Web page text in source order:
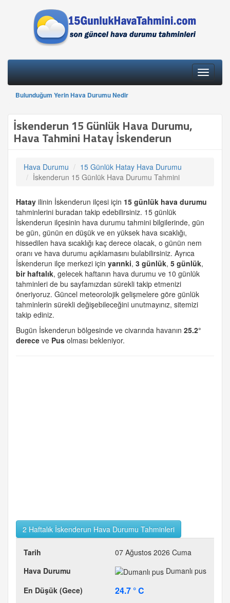
Toggle
Bulunduğum Yerin Hava Durumu Nedir
İskenderun 15 Günlük Hava Durumu,
Hava Tahmini Hatay İskenderun
Hava Durumu
15 Günlük Hatay Hava Durumu
İskenderun 15 Günlük Hava Durumu Tahmini
Hatay ilinin İskenderun ilçesi için 15 günlük hava durumu
tahminlerini buradan takip edebilirsiniz. 15 günlük
İskenderun ilçesinin hava durumu tahmini bilgilerinde, gün
be gün, günün en düşük ve en yüksek hava sıcaklığı,
hissedilen hava sıcaklığı kaç derece olacak, o günün nem
oranı ve hava durumu açıklamasını bulabilirsiniz. Ayrıca
İskenderun ilçe merkezi için yarınki, 3 günlük, 5 günlük,
bir haftalık, gelecek haftanın hava durumu ve 10 günlük
tahminleri de bu sayfamızdan sürekli takip etmenizi
öneriyoruz. Güncel meteorolojik gelişmelere göre günlük
tahminlerin sürekli değişebileceğini unutmayınız, sitemizi
takip ediniz.
Bugün İskenderun bölgesinde ve civarında havanın 25.2°
derece ve Pus olması bekleniyor.
2 Haftalık İskenderun Hava Durumu Tahminleri
07 Ağustos 2026 Cuma
Dumanlı pus
24.7 ° C